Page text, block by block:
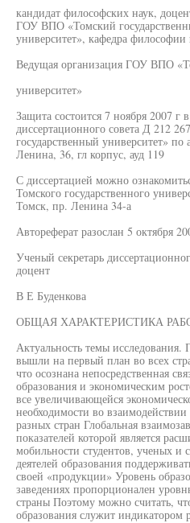
кандидат философских наук,
ГОУ ВПО «Томский
университет», кафедра
Ведущая организация ГОУ ВПО
университет»
Защита состоится 7 ноября 2007 г
диссертационного совета Д 212
государственный университет»
Ленина, 36, гл корпус, ауд 119
С диссертацией можно
Томского государственного
Томск, пр. Ленина 34-а
Автореферат разослан 5 октября
Ученый секретарь
доцент
В Е Буденкова
ОБЩАЯ ХАРАКТЕРИСТИКА
Актуальность темы
вышли на первый план во всех
что осознана непосредственная
образования и экономическим
все увеличивающейся
необходимости во взаимодействии
разных стран Глобальная
показателей которой является
мобильности студентов, ученых и
деятелей образования
своей «продукции» Уровень
заведениях пропорционален
страны Поэтому можно считать,
образования служит индикатором